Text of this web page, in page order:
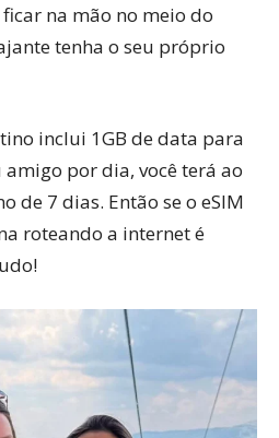
na mão no meio do
tenha o seu próprio
inclui 1GB de data para
por dia, você terá ao
de 7 dias. Então se o eSIM
roteando a internet é